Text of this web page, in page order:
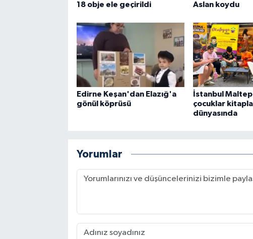
18 obje ele geçirildi
Aslan koydu
Edirne Keşan'dan Elazığ'a
gönül köprüsü
İstanbul
çocuklar
dünyasında
Yorumlar